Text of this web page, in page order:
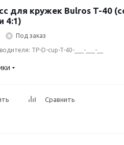
для кружек Bulros T-40
4:1)
Под заказ
TP-D-cup-T-40-___-___-__
Сравнить